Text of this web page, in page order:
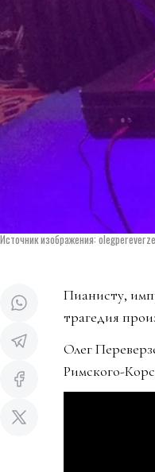
Источник изображения:
Пианисту,
трагедия
Олег
Римского-